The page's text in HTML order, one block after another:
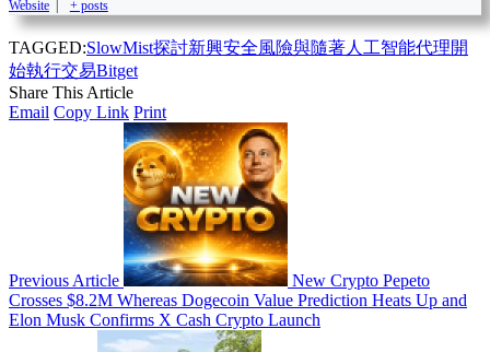
Website + posts
TAGGED:SlowMist探討新興安全風險與隨著人工智能代理開
始執行交易Bitget
Share This Article
Email Copy Link Print
Previous Article
New Crypto Pepeto
Crosses $8.2M Whereas Dogecoin Value Prediction Heats Up and
Elon Musk Confirms X Cash Crypto Launch